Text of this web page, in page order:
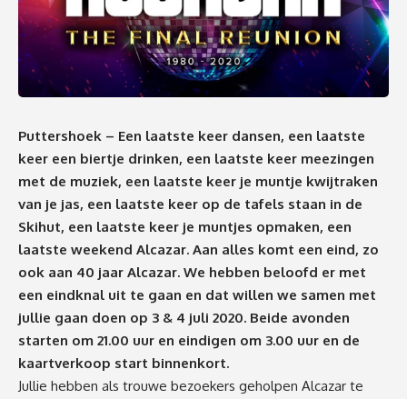
Puttershoek – Een laatste keer dansen, een laatste
keer een biertje drinken, een laatste keer meezingen
met de muziek, een laatste keer je muntje kwijtraken
van je jas, een laatste keer op de tafels staan in de
Skihut, een laatste keer je muntjes opmaken, een
laatste weekend Alcazar. Aan alles komt een eind, zo
ook aan 40 jaar Alcazar. We hebben beloofd er met
een eindknal uit te gaan en dat willen we samen met
jullie gaan doen op 3 & 4 juli 2020. Beide avonden
starten om 21.00 uur en eindigen om 3.00 uur en de
kaartverkoop start binnenkort.
Jullie hebben als trouwe bezoekers geholpen Alcazar te